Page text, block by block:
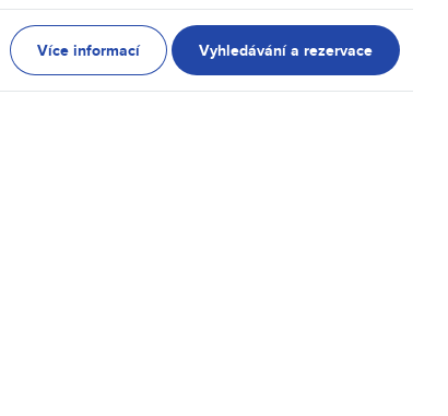
Více informací Vyhledávání a rezervace